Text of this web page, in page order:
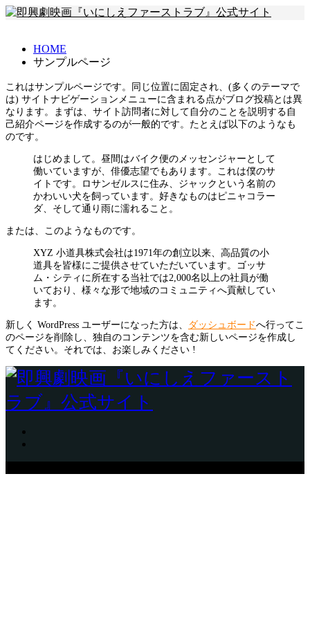
HOME
サンプルページ
これはサンプルページです。同じ位置に固定され、(多くのテーマで
は) サイトナビゲーションメニューに含まれる点がブログ投稿とは異
なります。まずは、サイト訪問者に対して自分のことを説明する自
己紹介ページを作成するのが一般的です。たとえば以下のようなも
のです。
はじめまして。昼間はバイク便のメッセンジャーとして
働いていますが、俳優志望でもあります。これは僕のサ
イトです。ロサンゼルスに住み、ジャックという名前の
かわいい犬を飼っています。好きなものはピニャコラー
ダ、そして通り雨に濡れること。
または、このようなものです。
XYZ 小道具株式会社は1971年の創立以来、高品質の小
道具を皆様にご提供させていただいています。ゴッサ
ム・シティに所在する当社では2,000名以上の社員が働
いており、様々な形で地域のコミュニティへ貢献してい
ます。
新しく WordPress ユーザーになった方は、 ダッシュボードへ行ってこ
のページを削除し、独自のコンテンツを含む新しいページを作成し
てください。それでは、お楽しみください !